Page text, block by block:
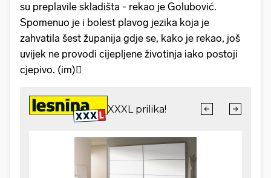
su preplavile skladišta - rekao je Golubović.
Spomenuo je i bolest plavog jezika koja je
zahvatila šest županija gdje se, kako je rekao, još
uvijek ne provodi cijepljene životinja iako postoji
cjepivo. (im)